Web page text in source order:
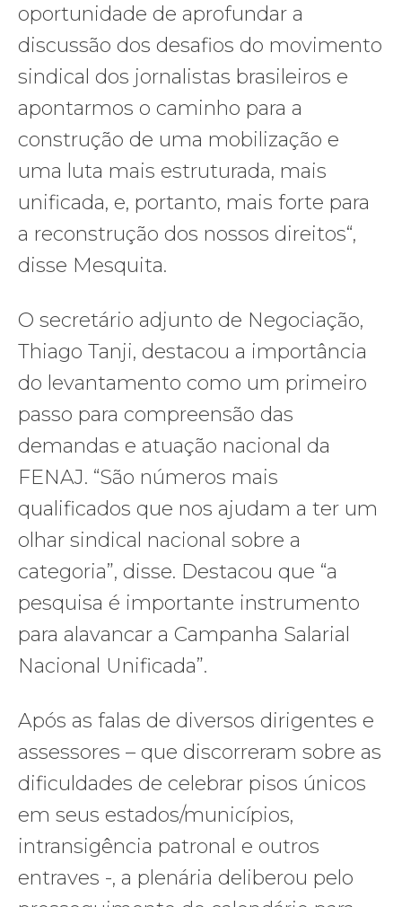
oportunidade de aprofundar a
discussão dos desafios do movimento
sindical dos jornalistas brasileiros e
apontarmos o caminho para a
construção de uma mobilização e
uma luta mais estruturada, mais
unificada, e, portanto, mais forte para
a reconstrução dos nossos direitos“,
disse Mesquita.
O secretário adjunto de Negociação,
Thiago Tanji, destacou a importância
do levantamento como um primeiro
passo para compreensão das
demandas e atuação nacional da
FENAJ. “São números mais
qualificados que nos ajudam a ter um
olhar sindical nacional sobre a
categoria”, disse. Destacou que “a
pesquisa é importante instrumento
para alavancar a Campanha Salarial
Nacional Unificada”.
Após as falas de diversos dirigentes e
assessores – que discorreram sobre as
dificuldades de celebrar pisos únicos
em seus estados/municípios,
intransigência patronal e outros
entraves -, a plenária deliberou pelo